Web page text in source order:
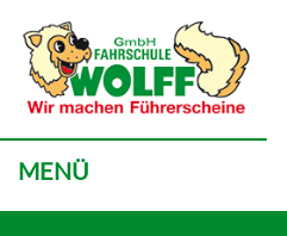
MENÜ